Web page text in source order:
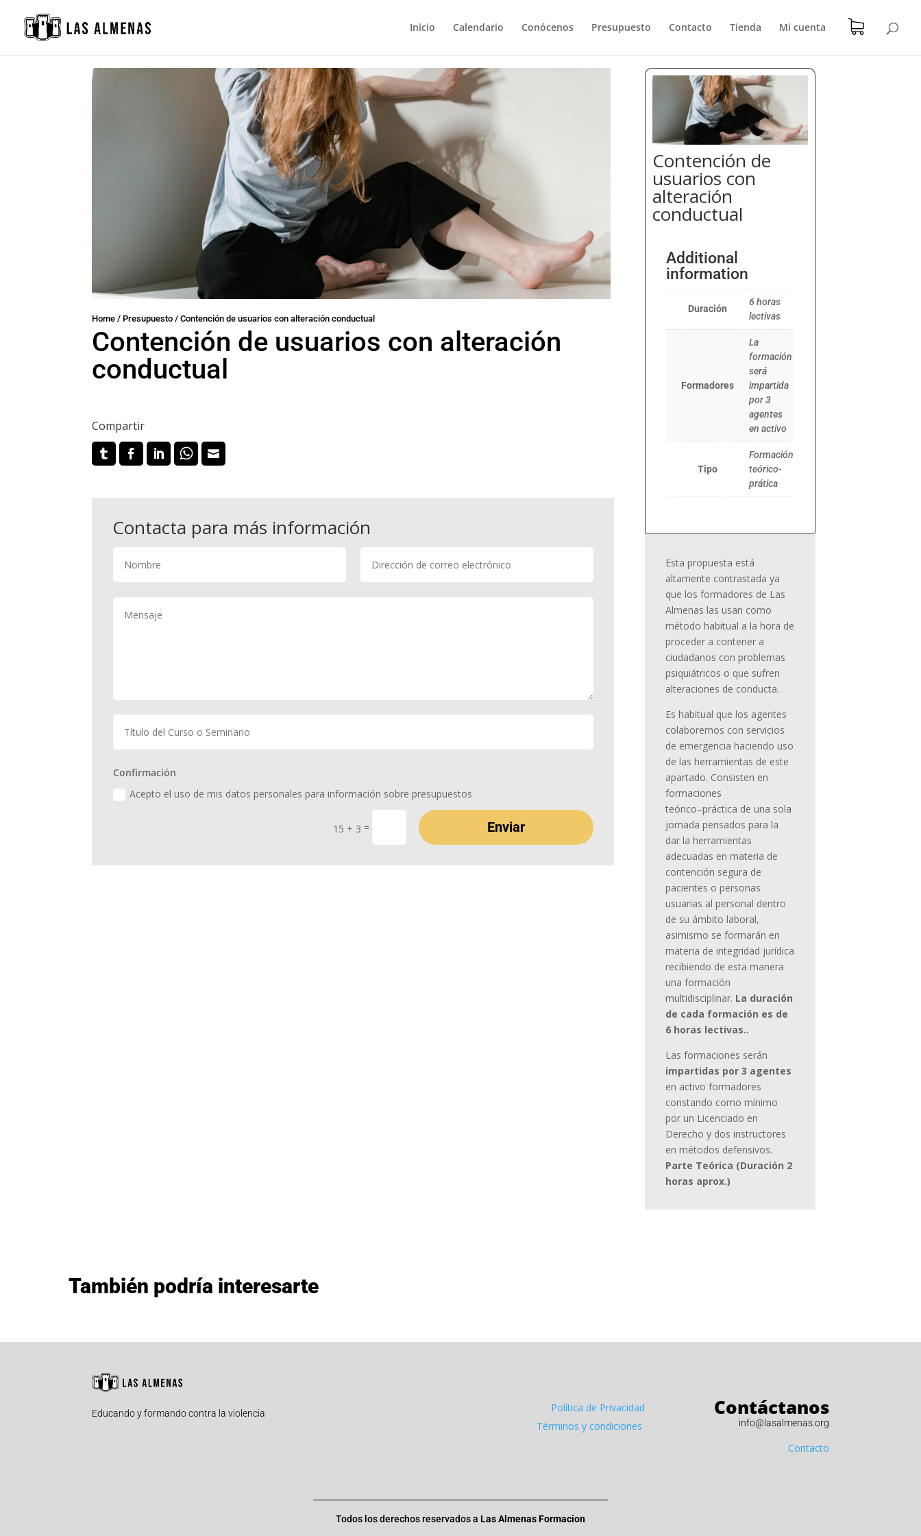
Inicio Calendario Conócenos Presupuesto Contacto Tienda Mi cuenta
Home / Presupuesto /Contención de usuarios con alteración conductual
Contención de usuarios con alteración
conductual
Compartir
Contacta para más información
Confirmación
Acepto el uso de mis datos personales para información sobre presupuestos
15 + 3 = Enviar
Contención de
usuarios con
alteración
conductual
Additional
information
Duración
6 horas
lectivas
Formadores
La
formación
será
impartida
por 3
agentes
en activo
Tipo
Formación
teórico-
prática
Esta propuesta está
altamente contrastada ya
que los formadores de L as
Almenas las usan como
método habitual a la hora de
proceder a contener a
ciudadanos con problemas
psiquiátricos o que sufren
alteraciones de conducta.
Es habitual que los agentes
colaboremos con servicios
de emergencia haciendo uso
de las herramientas de este
apartado. Consisten en
formaciones
teórico–práctica de una sola
jornada pensados para la
dar la herramientas
adecuadas en materia de
contención segura de
pacientes o personas
usuarias al personal dentro
de su ámbito laboral,
asimismo se formarán en
materia de integridad jurídica
recibiendo de esta manera
una formación
multidisciplinar. La duración
de cada formación es de
6 horas lectivas..
Las formaciones serán
impartidas por 3 agentes
en activo formadores
constando como mínimo
por un Licenciado en
Derecho y dos instructores
en métodos defensivos.
Parte Teórica (Duración 2
horas aprox.)
También podría interesarte
Educando y formando contra la violencia
Política de Privacidad
Términos y condiciones
Contáctanos
info@lasalmenas.org
Contacto
Todos los derechos reservados a Las Almenas Formacion